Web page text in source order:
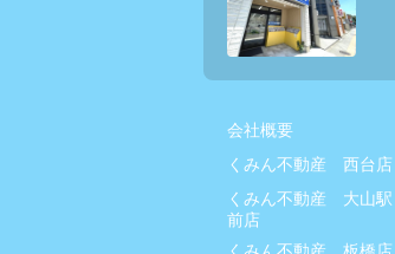
会社概要
くみん不動産 西台店
くみん不動産 大山駅
前店